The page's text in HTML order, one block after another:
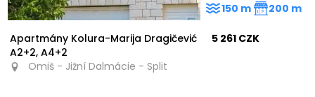
Apartmány Kolura-Marija Dragičević
A2+2, A4+2
5 261 CZK
Omiš - Jižní Dalmácie - Split
150 m 200 m